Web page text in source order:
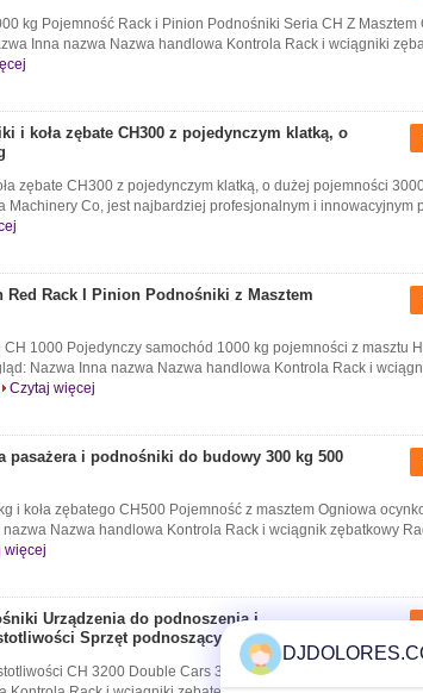
kg Pojemność Rack i Pinion Podnośniki Seria CH Z Masztem
Inna nazwa Nazwa handlowa Kontrola Rack i wciągniki
i koła zębate CH300 z pojedynczym klatką, o
zębate CH300 z pojedynczym klatką, o dużej pojemności
Machinery Co, jest najbardziej profesjonalnym i innowacyjnym
Red Rack I Pinion Podnośniki z Masztem
1000 Pojedynczy samochód 1000 kg pojemności z masztu
Nazwa Inna nazwa Nazwa handlowa Kontrola Rack i
Czytaj więcej
pasażera i podnośniki do budowy 300 kg 500
i koła zębatego CH500 Pojemność z masztem Ogniowa
Nazwa handlowa Kontrola Rack i wciągnik zębatkowy
więcej
Urządzenia do podnoszenia i
Sprzęt podnoszący CH3200
CH 3200 Double Cars 3200kg Pojemność Szybki